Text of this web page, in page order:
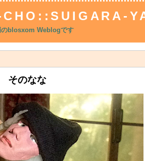
のblosxom Weblogです
そのなな